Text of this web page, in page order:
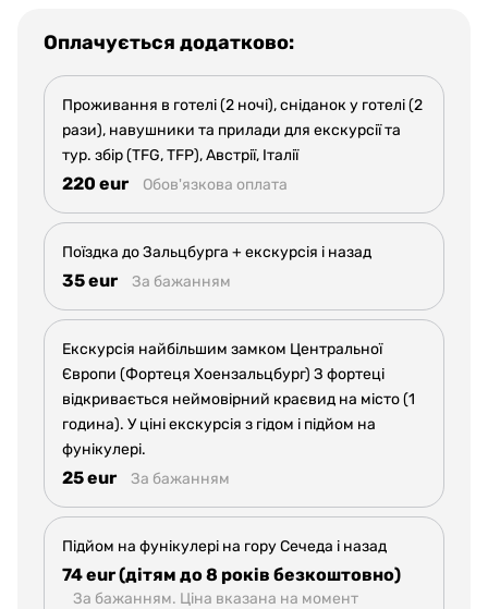
Оплачується додатково:
Проживання в готелі (2 ночі), сніданок у готелі (2
рази), навушники та прилади для екскурсії та
тур. збір (TFG, TFP), Австрії, Італії
220 eur Обов'язкова оплата
Поїздка до Зальцбурга + екскурсія і назад
35 eur За бажанням
Екскурсія найбільшим замком Центральної
Європи (Фортеця Хоензальцбург) З фортеці
відкривається неймовірний краєвид на місто (1
година). У ціні екскурсія з гідом і підйом на
фунікулері.
25 eur За бажанням
Підйом на фунікулері на гору Сечеда і назад
74 eur (дітям до 8 років безкоштовно)
За бажанням. Ціна вказана на момент